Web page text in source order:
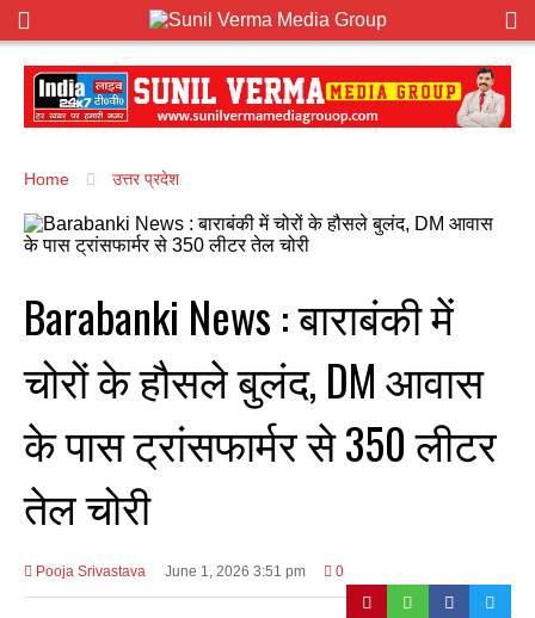
Home उत्तर प्रदेश
Barabanki News : बाराबंकी में
चोरों के हौसले बुलंद, DM आवास
के पास ट्रांसफार्मर से 350 लीटर
तेल चोरी
Pooja Srivastava June 1, 2026 3:51 pm 0